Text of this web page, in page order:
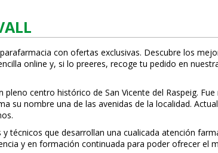
con ofertas exclusivas. Descubre los
online y, si lo prefieres, recoge tu pedido en
centro histórico de San Vicente del Raspeig.
su nombre una de las avenidas de la localidad.
que desarrollan una cualificada atención
y en formación continuada para poder ofrecer el